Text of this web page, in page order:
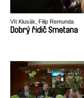
Vít Klusák, Filip Remunda
Dobrý řidič Smetana